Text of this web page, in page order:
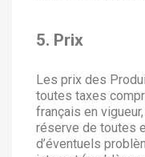
5. Prix
Les prix des
toutes taxes
français en
réserve de toutes
d’éventuels